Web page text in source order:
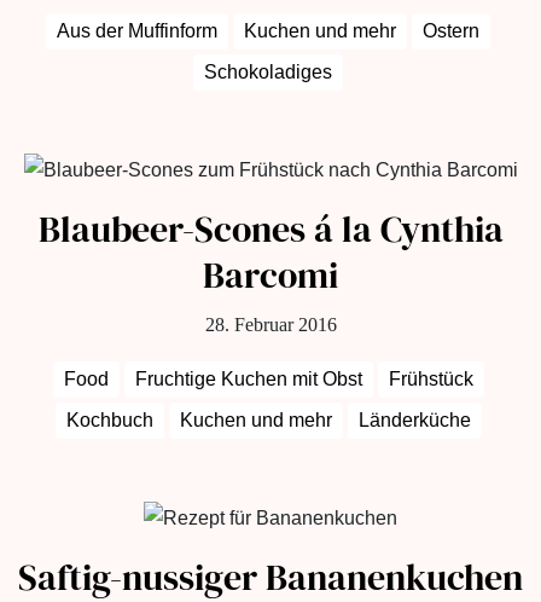
Aus der Muffinform Kuchen und mehr
Ostern
Schokoladiges
Blaubeer-Scones á la Cynthia
Barcomi
28. Februar 2016
Food Fruchtige Kuchen mit Obst
Frühstück
Kochbuch
Kuchen und mehr Länderküche
Saftig-nussiger Bananenkuchen